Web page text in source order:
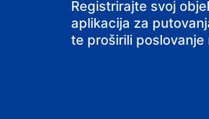
Registrirajte svoj
aplikacija za
te proširili poslovanje